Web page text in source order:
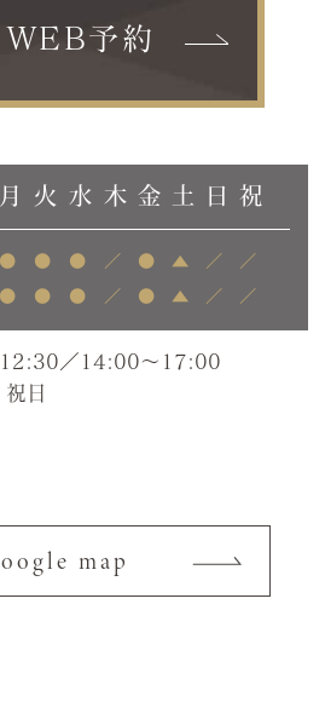
WEB予約
月 火 水 木 金 土 日 祝
● ● ● ／ ● ▲ ／ ／
● ● ● ／ ● ▲ ／ ／
／14:00～17:00
日
map